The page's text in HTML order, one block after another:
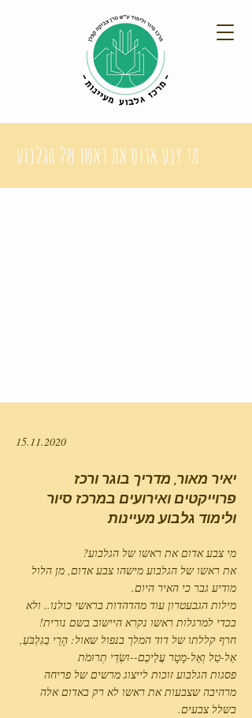
15.11.2020
יאיר מאור, מדריך בוגר ורכז
פרוייקטים ואירועים במרכז סיור
ולימוד גלבוע מעיינות
מי צבע אדום את ראשו של הגלבוע?
את ראשו של הגלבוע מישהו צבע אדום, מן הלול
מודיע גבר כי האיר היום.
מילות הגבעטרון עוד מהדהדות בראשי כולנו.. ולא
בכדי למרגלות ראשו נקרא היישוב בשם נורית!
חרף קללתו של דוד המלך בנפול שאול: הָרֵי בַגִּלְבֹּעַ,
אַל-טַל וְאַל-מָטָר עֲלֵיכֶם--וּשְׂדֵי תְרוּמֹת
פסגות הגלבוע זוכות לייצוג מרשים של פריחה
מרהיבה שצבעות את ראשו לא רק באדום אלה
בשלל צבעים.
מי צבע אדום את ראשו של הגלבוע